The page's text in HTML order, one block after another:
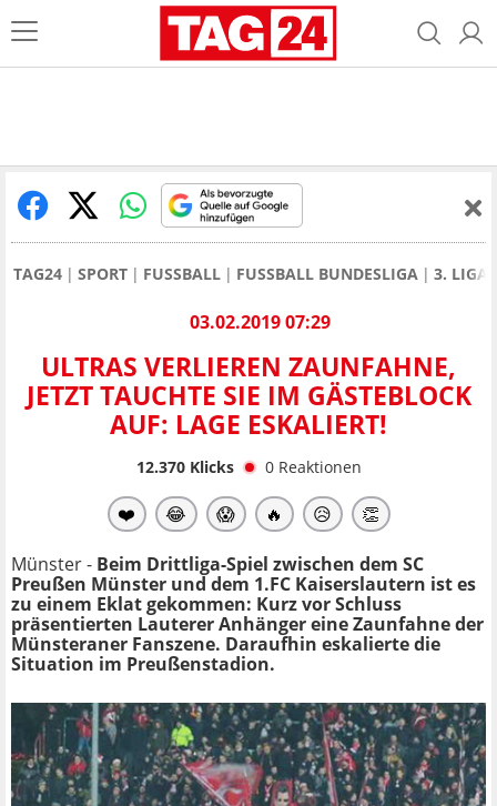
TAG24 SPORT FUSSBALL FUSSBALL BUNDESLIGA 3. LIGA
03.02.2019 07:29
ULTRAS VERLIEREN ZAUNFAHNE,
JETZT TAUCHTE SIE IM GÄSTEBLOCK
AUF: LAGE ESKALIERT!
12.370Klicks 0 Reaktionen
❤️ 😂 😱 🔥 😥 👏
Münster - Beim Drittliga-Spiel zwischen dem SC
Preußen Münster und dem 1.FC Kaiserslautern ist es
zu einem Eklat gekommen: Kurz vor Schluss
präsentierten Lauterer Anhänger eine Zaunfahne der
Münsteraner Fanszene. Daraufhin eskalierte die
Situation im Preußenstadion.